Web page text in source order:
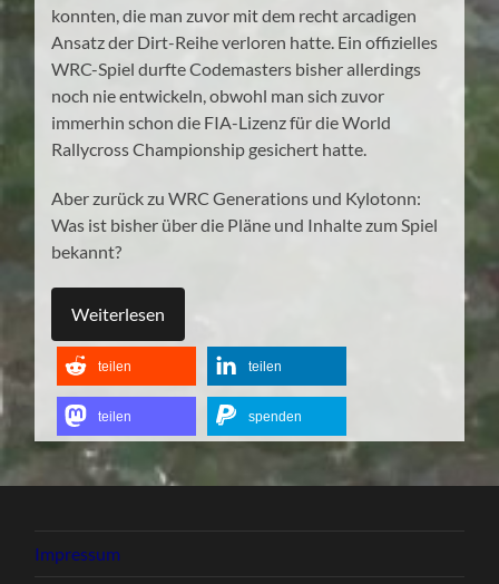
konnten, die man zuvor mit dem recht arcadigen
Ansatz der Dirt-Reihe verloren hatte. Ein offizielles
WRC-Spiel durfte Codemasters bisher allerdings
noch nie entwickeln, obwohl man sich zuvor
immerhin schon die FIA-Lizenz für die World
Rallycross Championship gesichert hatte.
Aber zurück zu WRC Generations und Kylotonn:
Was ist bisher über die Pläne und Inhalte zum Spiel
bekannt?
Weiterlesen
teilen teilen
teilen spenden
Impressum